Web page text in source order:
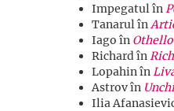
Impegatul în
Tanarul în
Iago în Othello
Richard în
Lopahin în
Astrov în
Ilia